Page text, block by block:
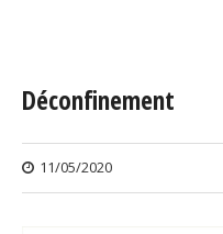
Déconfinement
11/05/2020